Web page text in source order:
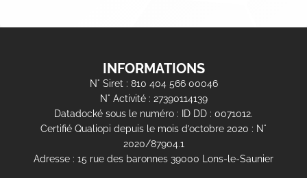
INFORMATIONS
N° Siret : 810 404 566 00046
N° Activité : 27390114139
Datadocké sous le numéro : ID DD : 0071012.
Certifié Qualiopi depuis le mois d’octobre 2020 : N°
2020/87904.1
Adresse : 15 rue des baronnes 39000 Lons-le-Saunier